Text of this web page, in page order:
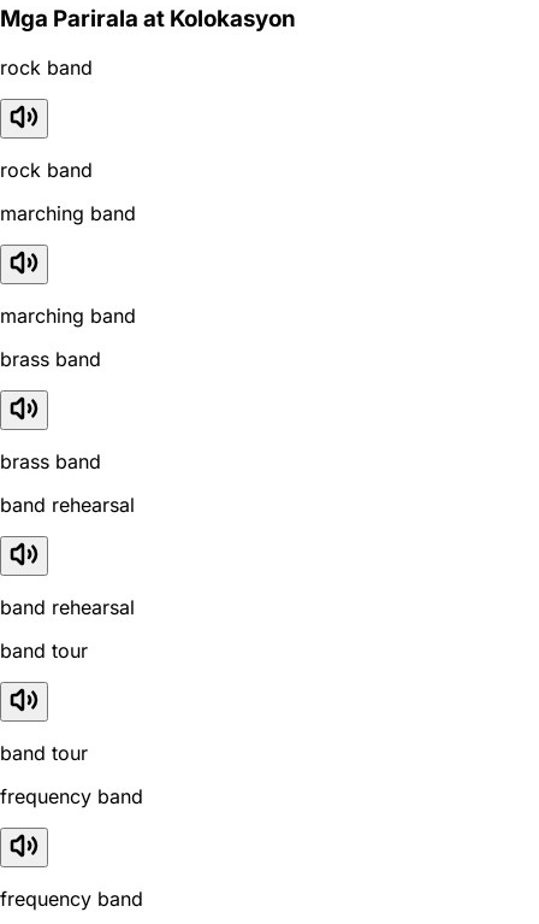
Mga Parirala at Kolokasyon
rock band
rock band
marching band
marching band
brass band
brass band
band rehearsal
band rehearsal
band tour
band tour
frequency band
frequency band